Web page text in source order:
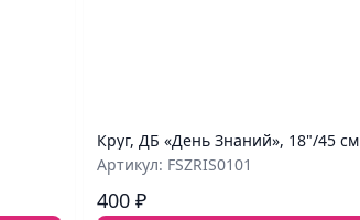
Круг, ДБ «День Знаний», 18"/45 см
Артикул: FSZRIS0101
400 ₽